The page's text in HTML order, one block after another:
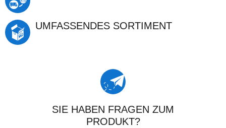
UMFASSENDES SORTIMENT
SIE HABEN FRAGEN ZUM
PRODUKT?